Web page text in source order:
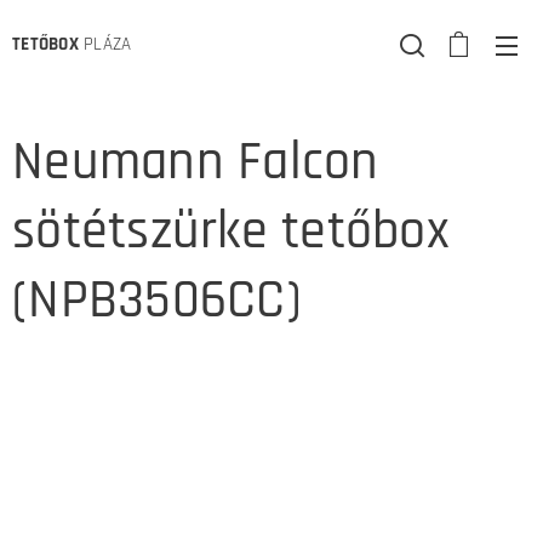
TETŐBOXPLÁZA
Neumann Falcon
sötétszürke tetőbox
(NPB3506CC)